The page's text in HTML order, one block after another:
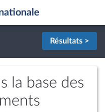
Résultats >
la base des